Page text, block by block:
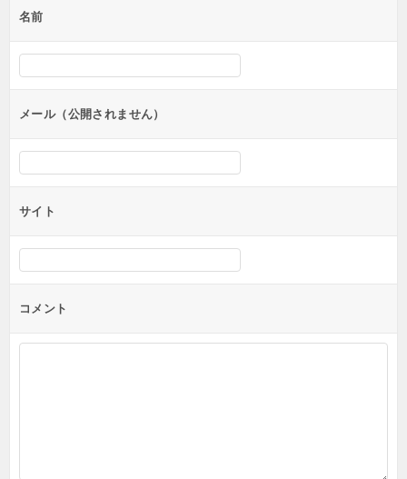
ー
シ
ン
名前
メール（公開されません）
サイト
コメント